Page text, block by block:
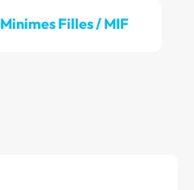
Minimes Filles / MIF